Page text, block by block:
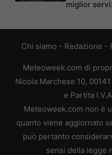
miglior
Chi siamo - Redazione -
Meteoweek.com di
Nicola Marchese 10,
e Partita
Meteoweek.com non è
quanto viene aggiornato
può pertanto
sensi della legge